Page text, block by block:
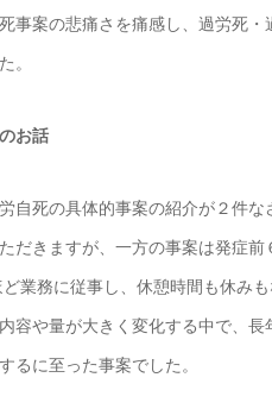
事案の悲痛さを痛感し、過労死
。
お話
自死の具体的事案の紹介が２件
だきますが、一方の事案は発症
業務に従事し、休憩時間も休み
容や量が大きく変化する中で、
るに至った事案でした。